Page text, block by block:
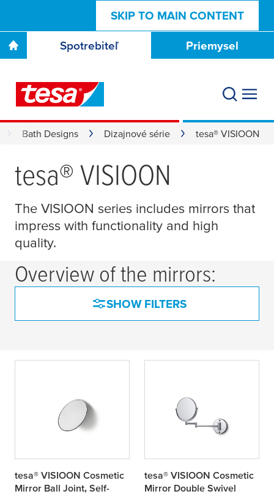
SKIP TO MAIN CONTENT
Spotrebiteľ Priemysel
Bath Designs Dizajnové série tesa® VISIOON
tesa® VISIOON
The VISIOON series includes mirrors that
impress with functionality and high
quality.
Overview of the mirrors:
SHOW FILTERS
tesa® VISIOON Cosmetic
Mirror Ball Joint, Self-
tesa® VISIOON Cosmetic
Mirror Double Swivel